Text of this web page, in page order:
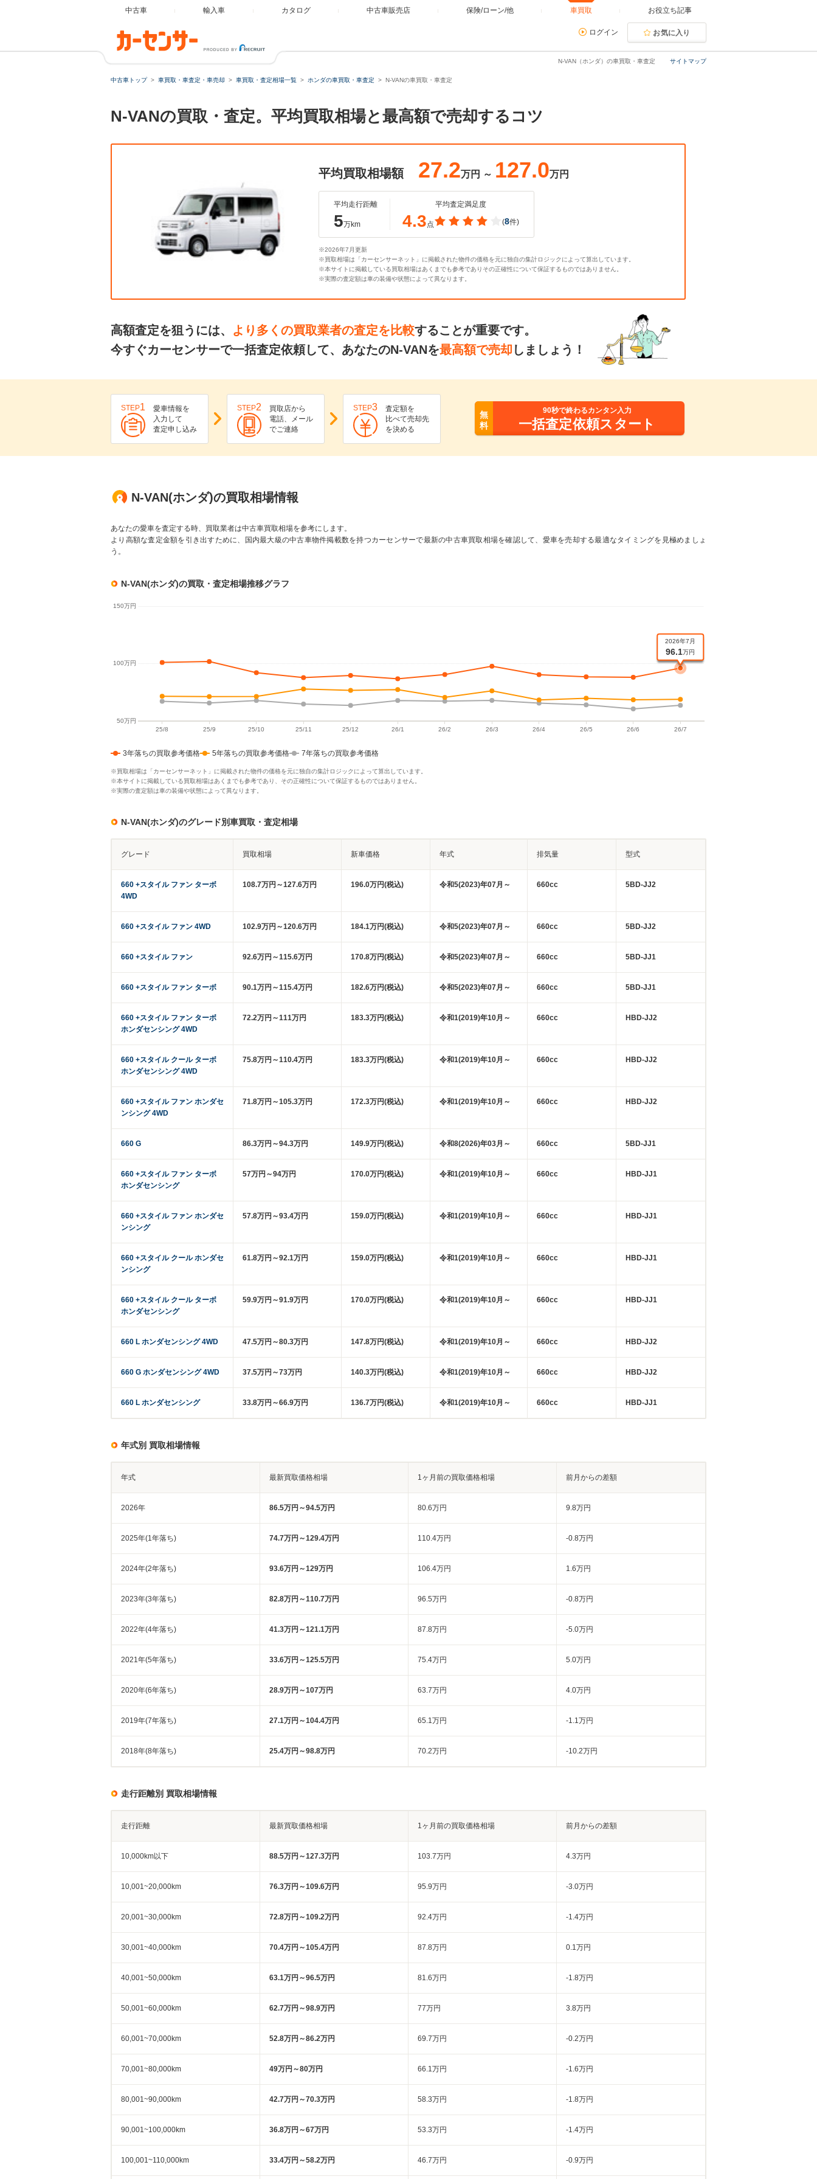
中古車 輸入車 カタログ 中古車販売店 保険/ローン/他 車買取 お役立ち記事
ログイン お気に入り
サイトマップ
N-VAN（ホンダ）の車買取・車査定
中古車トップ 車買取・車査定・車売却 車買取・査定相場一覧 ホンダの車買取・車査定 N-VANの車買取・車査定
N-VANの買取・査定。平均買取相場と最高額で売却するコツ
平均買取相場額 27.2万円 ～ 127.0万円
平均走行距離
5万km
平均査定満足度
4.3点 (8件)
※2026年7月更新
※買取相場は「カーセンサーネット」に掲載された物件の価格を元に独自の集計ロジックによって算出しています。
※本サイトに掲載している買取相場はあくまでも参考でありその正確性について保証するものではありません。
※実際の査定額は車の装備や状態によって異なります。
高額査定を狙うには、 より多くの買取業者の査定を比較することが重要です。
今すぐカーセンサーで一括査定依頼して、あなたのN-VANを最高額で売却 しましょう！
STEP1
愛車情報を
入力して
査定申し込み
STEP2
買取店から
電話、メール
でご連絡
STEP3
査定額を
比べて売却先
を決める
無
料
90秒で終わるカンタン入力
一括査定依頼スタート
N-VAN(ホンダ)の買取相場情報
あなたの愛車を査定する時、買取業者は中古車買取相場を参考にします。
より高額な査定金額を引き出すために、国内最大級の中古車物件掲載数を持つカーセンサーで最新の中古車買取相場を確認して、愛車を売却する最適なタイミングを見極めましょ
う。
N-VAN(ホンダ)の買取・査定相場推移グラフ
3年落ちの買取参考価格 5年落ちの買取参考価格 7年落ちの買取参考価格
※買取相場は「カーセンサーネット」に掲載された物件の価格を元に独自の集計ロジックによって算出しています。
※本サイトに掲載している買取相場はあくまでも参考であり、その正確性について保証するものではありません。
※実際の査定額は車の装備や状態によって異なります。
N-VAN(ホンダ)のグレード別車買取・査定相場
グレード 買取相場 新車価格 年式 排気量 型式
660 +スタイル ファン ターボ
4WD
108.7万円～127.6万円 196.0万円(税込) 令和5(2023)年07月～ 660cc 5BD-JJ2
660 +スタイル ファン 4WD 102.9万円～120.6万円 184.1万円(税込) 令和5(2023)年07月～ 660cc 5BD-JJ2
660 +スタイル ファン 92.6万円～115.6万円 170.8万円(税込) 令和5(2023)年07月～ 660cc 5BD-JJ1
660 +スタイル ファン ターボ 90.1万円～115.4万円 182.6万円(税込) 令和5(2023)年07月～ 660cc 5BD-JJ1
660 +スタイル ファン ターボ
ホンダセンシング 4WD
72.2万円～111万円 183.3万円(税込) 令和1(2019)年10月～ 660cc HBD-JJ2
660 +スタイル クール ターボ
ホンダセンシング 4WD
75.8万円～110.4万円 183.3万円(税込) 令和1(2019)年10月～ 660cc HBD-JJ2
660 +スタイル ファン ホンダセ
ンシング 4WD
71.8万円～105.3万円 172.3万円(税込) 令和1(2019)年10月～ 660cc HBD-JJ2
660 G 86.3万円～94.3万円 149.9万円(税込) 令和8(2026)年03月～ 660cc 5BD-JJ1
660 +スタイル ファン ターボ
ホンダセンシング
57万円～94万円 170.0万円(税込) 令和1(2019)年10月～ 660cc HBD-JJ1
660 +スタイル ファン ホンダセ
ンシング
57.8万円～93.4万円 159.0万円(税込) 令和1(2019)年10月～ 660cc HBD-JJ1
660 +スタイル クール ホンダセ
ンシング
61.8万円～92.1万円 159.0万円(税込) 令和1(2019)年10月～ 660cc HBD-JJ1
660 +スタイル クール ターボ
ホンダセンシング
59.9万円～91.9万円 170.0万円(税込) 令和1(2019)年10月～ 660cc HBD-JJ1
660 L ホンダセンシング 4WD 47.5万円～80.3万円 147.8万円(税込) 令和1(2019)年10月～ 660cc HBD-JJ2
660 G ホンダセンシング 4WD 37.5万円～73万円 140.3万円(税込) 令和1(2019)年10月～ 660cc HBD-JJ2
660 L ホンダセンシング 33.8万円～66.9万円 136.7万円(税込) 令和1(2019)年10月～ 660cc HBD-JJ1
年式別 買取相場情報
年式 最新買取価格相場 1ヶ月前の買取価格相場 前月からの差額
2026年 86.5万円～94.5万円 80.6万円 9.8万円
2025年(1年落ち) 74.7万円～129.4万円 110.4万円 -0.8万円
2024年(2年落ち) 93.6万円～129万円 106.4万円 1.6万円
2023年(3年落ち) 82.8万円～110.7万円 96.5万円 -0.8万円
2022年(4年落ち) 41.3万円～121.1万円 87.8万円 -5.0万円
2021年(5年落ち) 33.6万円～125.5万円 75.4万円 5.0万円
2020年(6年落ち) 28.9万円～107万円 63.7万円 4.0万円
2019年(7年落ち) 27.1万円～104.4万円 65.1万円 -1.1万円
2018年(8年落ち) 25.4万円～98.8万円 70.2万円 -10.2万円
走行距離別 買取相場情報
走行距離 最新買取価格相場 1ヶ月前の買取価格相場 前月からの差額
10,000km以下 88.5万円～127.3万円 103.7万円 4.3万円
10,001~20,000km 76.3万円～109.6万円 95.9万円 -3.0万円
20,001~30,000km 72.8万円～109.2万円 92.4万円 -1.4万円
30,001~40,000km 70.4万円～105.4万円 87.8万円 0.1万円
40,001~50,000km 63.1万円～96.5万円 81.6万円 -1.8万円
50,001~60,000km 62.7万円～98.9万円 77万円 3.8万円
60,001~70,000km 52.8万円～86.2万円 69.7万円 -0.2万円
70,001~80,000km 49万円～80万円 66.1万円 -1.6万円
80,001~90,000km 42.7万円～70.3万円 58.3万円 -1.8万円
90,001~100,000km 36.8万円～67万円 53.3万円 -1.4万円
100,001~110,000km 33.4万円～58.2万円 46.7万円 -0.9万円